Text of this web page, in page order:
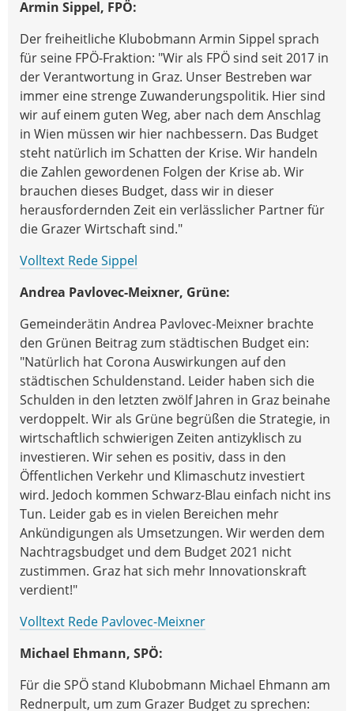
Armin Sippel, FPÖ:
Der freiheitliche Klubobmann Armin Sippel sprach
für seine FPÖ-Fraktion: "Wir als FPÖ sind seit 2017 in
der Verantwortung in Graz. Unser Bestreben war
immer eine strenge Zuwanderungspolitik. Hier sind
wir auf einem guten Weg, aber nach dem Anschlag
in Wien müssen wir hier nachbessern. Das Budget
steht natürlich im Schatten der Krise. Wir handeln
die Zahlen gewordenen Folgen der Krise ab. Wir
brauchen dieses Budget, dass wir in dieser
herausfordernden Zeit ein verlässlicher Partner für
die Grazer Wirtschaft sind."
Volltext Rede Sippel
Andrea Pavlovec-Meixner, Grüne:
Gemeinderätin Andrea Pavlovec-Meixner brachte
den Grünen Beitrag zum städtischen Budget ein:
"Natürlich hat Corona Auswirkungen auf den
städtischen Schuldenstand. Leider haben sich die
Schulden in den letzten zwölf Jahren in Graz beinahe
verdoppelt. Wir als Grüne begrüßen die Strategie, in
wirtschaftlich schwierigen Zeiten antizyklisch zu
investieren. Wir sehen es positiv, dass in den
Öffentlichen Verkehr und Klimaschutz investiert
wird. Jedoch kommen Schwarz-Blau einfach nicht ins
Tun. Leider gab es in vielen Bereichen mehr
Ankündigungen als Umsetzungen. Wir werden dem
Nachtragsbudget und dem Budget 2021 nicht
zustimmen. Graz hat sich mehr Innovationskraft
verdient!"
Volltext Rede Pavlovec-Meixner
Michael Ehmann, SPÖ:
Für die SPÖ stand Klubobmann Michael Ehmann am
Rednerpult, um zum Grazer Budget zu sprechen: